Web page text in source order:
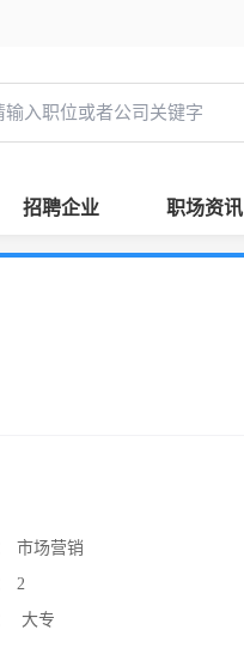
招聘企业 职场资讯
市场营销
2
大专